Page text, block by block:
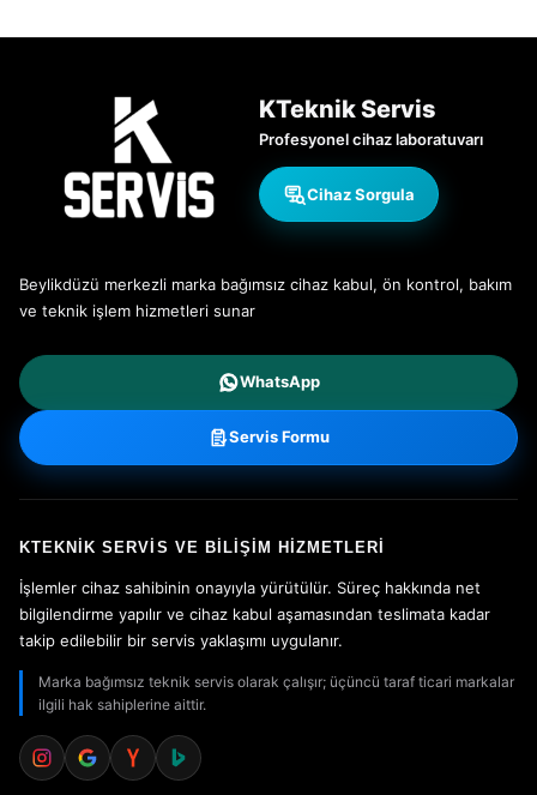
KTeknik Servis
Profesyonel cihaz laboratuvarı
Cihaz Sorgula
Beylikdüzü merkezli marka bağımsız cihaz kabul, ön kontrol, bakım
ve teknik işlem hizmetleri sunar
WhatsApp
Servis Formu
KTEKNIK SERVIS VE BILIŞIM HIZMETLERI
İşlemler cihaz sahibinin onayıyla yürütülür. Süreç hakkında net
bilgilendirme yapılır ve cihaz kabul aşamasından teslimata kadar
takip edilebilir bir servis yaklaşımı uygulanır.
Marka bağımsız teknik servis olarak çalışır; üçüncü taraf ticari markalar
ilgili hak sahiplerine aittir.